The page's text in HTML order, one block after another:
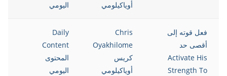
أوياكيلومي اليومي
فعل قوته إلى
أقصى حد
Activate His
Strength To
Chris
Oyakhilome
كريس
أوياكيلومي
Daily
Content
المحتوى
اليومي